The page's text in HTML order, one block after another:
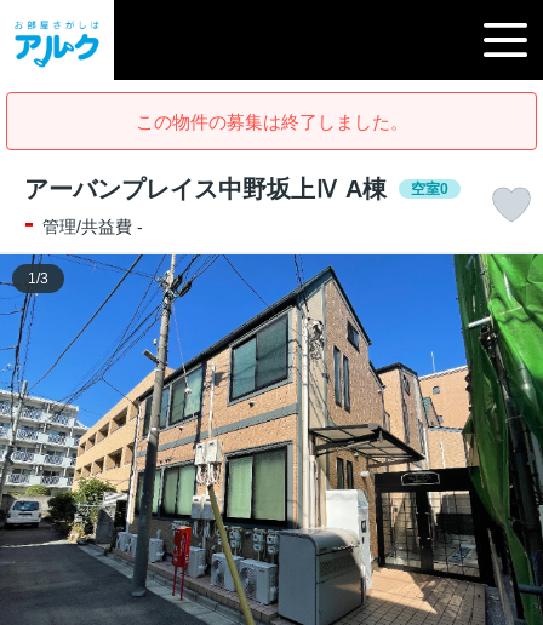
この物件の募集は終了しました。
アーバンプレイス中野坂上Ⅳ A棟 空室0
- 管理/共益費 -
1 /3